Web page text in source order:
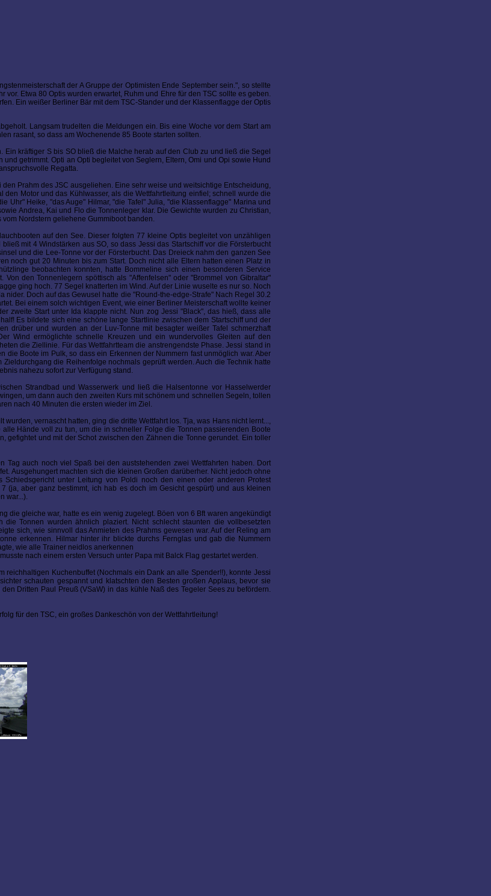
der A Gruppe der Optimisten Ende September sein.", so stellte
Etwa 80 Optis wurden erwartet, Ruhm und Ehre für den TSC sollte es geben.
Ein weißer Berliner Bär mit dem TSC-Stander und der Klassenflagge der Optis
Langsam trudelten die Meldungen ein. Bis eine Woche vor dem Start am
rasant, so dass am Wochenende 85 Boote starten sollten.
kräftiger S bis SO bließ die Malche herab auf den Club zu und ließ die Segel
getrimmt. Opti an Opti begleitet von Seglern, Eltern, Omi und Opi sowie Hund
Regatta.
Prahm des JSC ausgeliehen. Eine sehr weise und weitsichtige Entscheidung,
Motor und das Kühlwasser, als die Wettfahrtleitung einfiel; schnell wurde die
Uhr" Heike, "das Auge" Hilmar, "die Tafel" Julia, "die Klassenflagge" Marina und
Andrea, Kai und Flo die Tonnenleger klar. Die Gewichte wurden zu Christian,
Nordstern geliehene Gummiboot banden.
auf den See. Dieser folgten 77 kleine Optis begleitet von unzähligen
mit 4 Windstärken aus SO, so dass Jessi das Startschiff vor die Försterbucht
und die Lee-Tonne vor der Försterbucht. Das Dreieck nahm den ganzen See
noch gut 20 Minuten bis zum Start. Doch nicht alle Eltern hatten einen Platz in
beobachten konnten, hatte Bommeline sich einen besonderen Service
den Tonnenlegern spöttisch als "Affenfelsen" oder "Brommel von Gibraltar"
ging hoch. 77 Segel knatterten im Wind. Auf der Linie wuselte es nur so. Noch
Doch auf das Gewusel hatte die "Round-the-edge-Strafe" Nach Regel 30.2
Bei einem solch wichtigen Event, wie einer Berliner Meisterschaft wollte keiner
zweite Start unter Ida klappte nicht. Nun zog Jessi "Black", das hieß, dass alle
Es bildete sich eine schöne lange Startlinie zwischen dem Startschiff und der
drüber und wurden an der Luv-Tonne mit besagter weißer Tafel schmerzhaft
Wind ermöglichte schnelle Kreuzen und ein wundervolles Gleiten auf den
die Ziellinie. Für das Wettfahrtteam die anstrengendste Phase. Jessi stand in
Boote im Pulk, so dass ein Erkennen der Nummern fast unmöglich war. Aber
die Reihenfolge nochmals geprüft werden. Auch die Technik hatte
nahezu sofort zur Verfügung stand.
Strandbad und Wasserwerk und ließ die Halsentonne vor Hasselwerder
um dann auch den zweiten Kurs mit schönem und schnellen Segeln, tollen
nach 40 Minuten die ersten wieder im Ziel.
vernascht hatten, ging die dritte Wettfahrt los. Tja, was Hans nicht lernt...,
Hände voll zu tun, um die in schneller Folge die Tonnen passierenden Boote
und mit der Schot zwischen den Zähnen die Tonne gerundet. Ein toller
auch noch viel Spaß bei den auststehenden zwei Wettfahrten haben. Dort
Ausgehungert machten sich die kleinen Großen darüberher. Nicht jedoch ohne
unter Leitung von Poldi noch den einen oder anderen Protest
(ja, aber ganz bestimmt, ich hab es doch im Gesicht gespürt) und aus kleinen
war...).
die gleiche war, hatte es ein wenig zugelegt. Böen von 6 Bft waren angekündigt
Tonnen wurden ähnlich plaziert. Nicht schlecht staunten die vollbesetzten
sich, wie sinnvoll das Anmieten des Prahms gewesen war. Auf der Reling am
erkennen. Hilmar hinter ihr blickte durchs Fernglas und gab die Nummern
wie alle Trainer neidlos anerkennen
nach einem ersten Versuch unter Papa mit Balck Flag gestartet werden.
Kuchenbuffet (Nochmals ein Dank an alle Spender!!), konnte Jessi
schauten gespannt und klatschten den Besten großen Applaus, bevor sie
Dritten Paul Preuß (VSaW) in das kühle Naß des Tegeler Sees zu befördern.
für den TSC, ein großes Dankeschön von der Wettfahrtleitung!